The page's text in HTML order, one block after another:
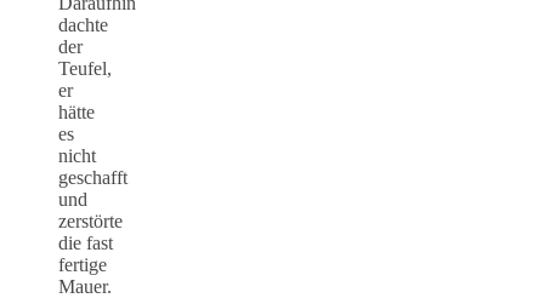
dachte
der
Teufel,
er
hätte
es
nicht
geschafft
und
zerstörte
die fast
fertige
Mauer.